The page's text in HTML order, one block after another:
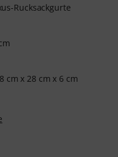
Rucksackgurte
cm x 28 cm x 6 cm